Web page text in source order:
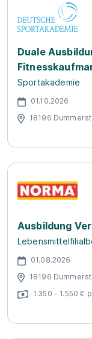
Duale
Sportakademie
01.10.2026
18196
Ausbildung
01.08.2026
18196
1.350 - 1.550 €